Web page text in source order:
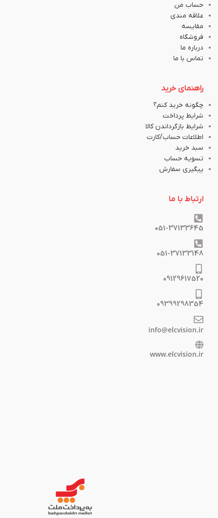
حساب من
علاقه مندی
مقایسه
فروشگاه
درباره ما
تماس با ما
راهنمای خرید
چگونه خرید کنم؟
شرایط پرداخت
شرایط بازگرداندن کالا
اطلاعات حساب/کارت
سبد خرید
تسویه حساب
پیگیری سفارش
ارتباط با ما
051-37133645
051-37133148
09129617520
09399298354
info@elcvision.ir
www.elcvision.ir